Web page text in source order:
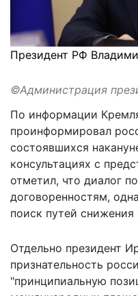
Президент РФ
©Администрация
По информации
проинформировал
состоявшихся
консультациях с
отметил, что диалог
договоренностям,
поиск путей снижения
Отдельно президент
признательность
"принципиальную